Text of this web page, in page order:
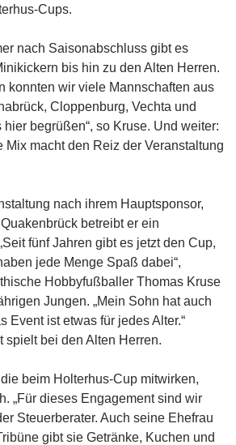
Cups.
nach Saisonabschluss gibt es
bis hin zu den Alten Herren.
konnten wir viele Mannschaften aus
Cloppenburg, Vechta und
begrüßen“, so Kruse. Und weiter:
Mix macht den Reiz der Veranstaltung
nach ihrem Hauptsponsor,
betreibt er ein
fünf Jahren gibt es jetzt den Cup,
jede Menge Spaß dabei“,
Hobbyfußballer Thomas Kruse
Jungen. „Mein Sohn hat auch
Event ist etwas für jedes Alter.“
spielt bei den Alten Herren.
beim Holterhus-Cup mitwirken,
„Für dieses Engagement sind wir
Steuerberater. Auch seine Ehefrau
gibt sie Getränke, Kuchen und